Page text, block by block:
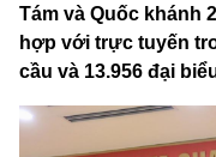
Tám và Quốc khánh
hợp với trực tuyến
cầu và 13.956 đại